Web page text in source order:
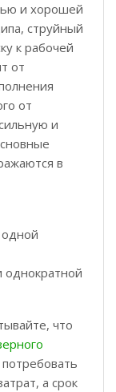
и хорошей
струйный
к рабочей
от
от
и
в
одной
однократной
что
а срок